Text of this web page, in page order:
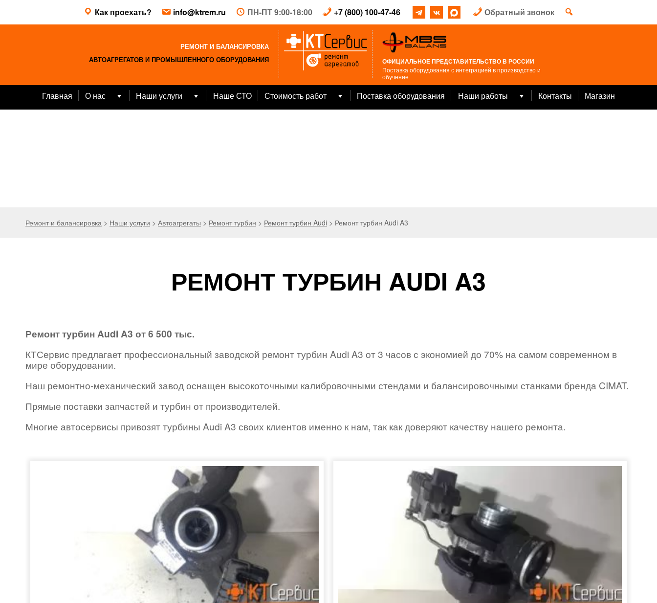
content
Как проехать? info@ktrem.ru ПН-ПТ 9:00-18:00 +7 (800) 100-47-46 Обратный звонок
РЕМОНТ И БАЛАНСИРОВКА
АВТОАГРЕГАТОВ И ПРОМЫШЛЕННОГО ОБОРУДОВАНИЯ
ОФИЦИАЛЬНОЕ ПРЕДСТАВИТЕЛЬСТВО В РОССИИ
Поставка оборудования с интеграцией в производство и
обучение
Главная О нас
Open
Наши услуги
Open
Наше СТО Стоимость работ
Open
Поставка оборудования Наши работы
Open
Контакты Магазин
Ремонт и балансировка > Наши услуги > Автоагрегаты > Ремонт турбин > Ремонт турбин Audi > Ремонт турбин Audi A3
РЕМОНТ ТУРБИН AUDI A3
Ремонт турбин Audi A3 от 6 500 тыс.
КТСервис предлагает профессиональный заводской ремонт турбин Audi A3 от 3 часов с экономией до 70% на самом современном в
мире оборудовании.
Наш ремонтно-механический завод оснащен высокоточными калибровочными стендами и балансировочными станками бренда CIMAT.
Прямые поставки запчастей и турбин от производителей.
Многие автосервисы привозят турбины Audi A3 своих клиентов именно к нам, так как доверяют качеству нашего ремонта.